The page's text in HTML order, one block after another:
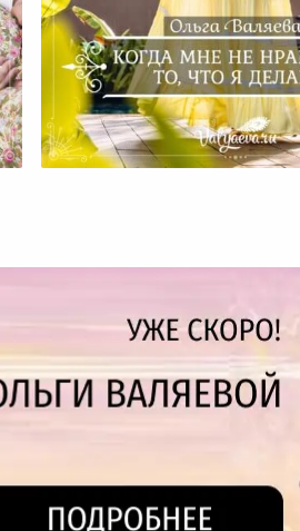
Когда Мне Не
Я Делаю